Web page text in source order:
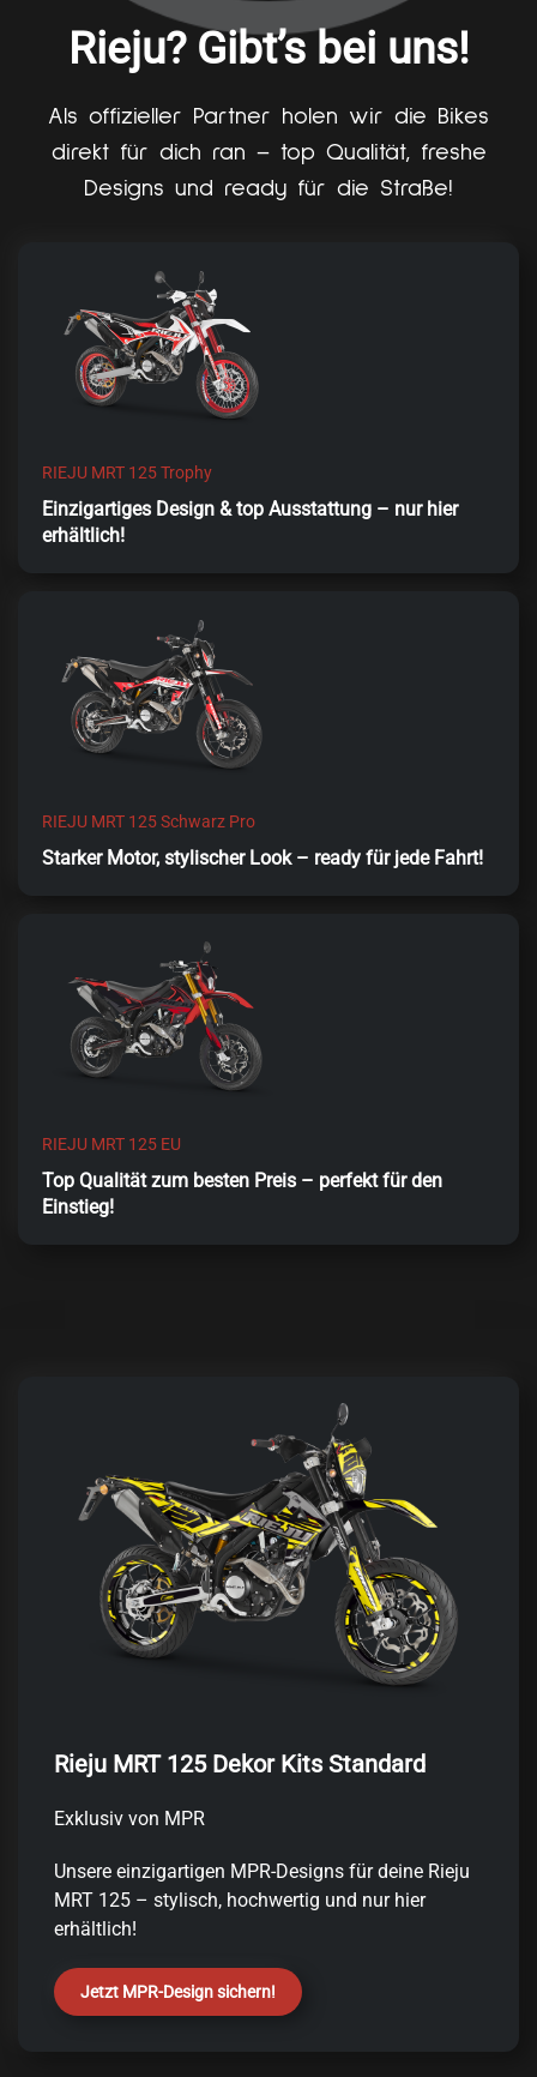
Rieju? Gibt’s bei uns!
Als offizieller Partner holen wir die Bikes
direkt für dich ran – top Qualität, freshe
Designs und ready für die Straße!
RIEJU MRT 125 Trophy
Einzigartiges Design & top Ausstattung – nur hier
erhältlich!
RIEJU MRT 125 Schwarz Pro
Starker Motor, stylischer Look – ready für jede Fahrt!
RIEJU MRT 125 EU
Top Qualität zum besten Preis – perfekt für den
Einstieg!
Rieju MRT 125 Dekor Kits Standard
Exklusiv von MPR
Unsere einzigartigen MPR-Designs für deine Rieju
MRT 125 – stylisch, hochwertig und nur hier
erhältlich!
Jetzt MPR-Design sichern!